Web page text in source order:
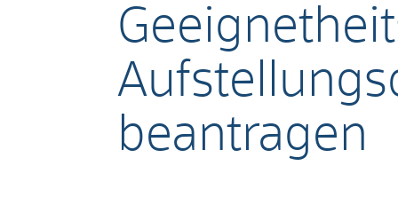
beantragen